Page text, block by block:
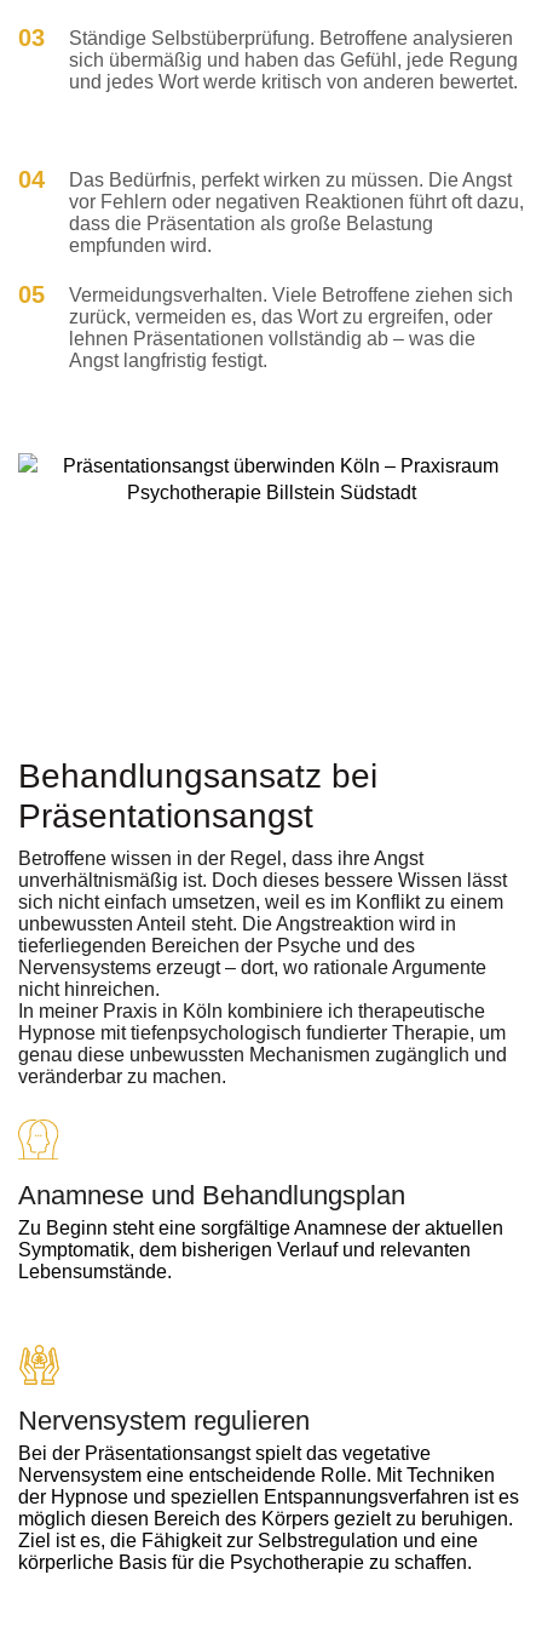
03
Ständige Selbstüberprüfung. Betroffene analysieren
sich übermäßig und haben das Gefühl, jede Regung
und jedes Wort werde kritisch von anderen bewertet.
04
Das Bedürfnis, perfekt wirken zu müssen. Die Angst
vor Fehlern oder negativen Reaktionen führt oft dazu,
dass die Präsentation als große Belastung
empfunden wird.
05
Vermeidungsverhalten. Viele Betroffene ziehen sich
zurück, vermeiden es, das Wort zu ergreifen, oder
lehnen Präsentationen vollständig ab – was die
Angst langfristig festigt.
Behandlungsansatz bei
Präsentationsangst
Betroffene wissen in der Regel, dass ihre Angst
unverhältnismäßig ist. Doch dieses bessere Wissen lässt
sich nicht einfach umsetzen, weil es im Konflikt zu einem
unbewussten Anteil steht. Die Angstreaktion wird in
tieferliegenden Bereichen der Psyche und des
Nervensystems erzeugt – dort, wo rationale Argumente
nicht hinreichen.
In meiner Praxis in Köln kombiniere ich therapeutische
Hypnose mit tiefenpsychologisch fundierter Therapie, um
genau diese unbewussten Mechanismen zugänglich und
veränderbar zu machen.
Anamnese und Behandlungsplan
Zu Beginn steht eine sorgfältige Anamnese der aktuellen
Symptomatik, dem bisherigen Verlauf und relevanten
Lebensumstände.
Nervensystem regulieren ​
Bei der Präsentationsangst spielt das vegetative
Nervensystem eine entscheidende Rolle. Mit Techniken
der Hypnose und speziellen Entspannungsverfahren ist es
möglich diesen Bereich des Körpers gezielt zu beruhigen.
Ziel ist es, die Fähigkeit zur Selbstregulation und eine
körperliche Basis für die Psychotherapie zu schaffen.